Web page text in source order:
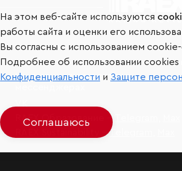
Мы в социальных сетях и
RAEX Образование –
RAEX Sustainability –Telegram
На этом веб-сайте используются
работы сайта и оценки его
Вы согласны с использованием
Подробнее об использовании cookies
Конфиденциальности и Защите
Соглашаюсь